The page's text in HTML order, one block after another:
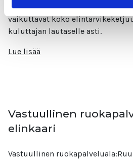
ruokapalvelualalla.
vaikuttavat koko
kuluttajan lautaselle asti.
Lue lisää
Vastuullinen
elinkaari
Vastuullinen